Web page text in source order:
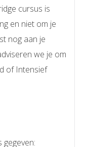
cursus is
en niet om je
nog aan je
we je om
of Intensief